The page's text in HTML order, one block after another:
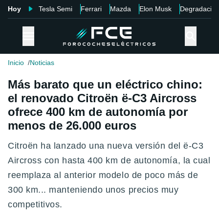
Hoy Tesla Semi Ferrari Mazda Elon Musk Degradación
Inicio Noticias
Más barato que un eléctrico chino:
el renovado Citroën ë-C3 Aircross
ofrece 400 km de autonomía por
menos de 26.000 euros
Citroën ha lanzado una nueva versión del ë-C3
Aircross con hasta 400 km de autonomía, la cual
reemplaza al anterior modelo de poco más de
300 km... manteniendo unos precios muy
competitivos.